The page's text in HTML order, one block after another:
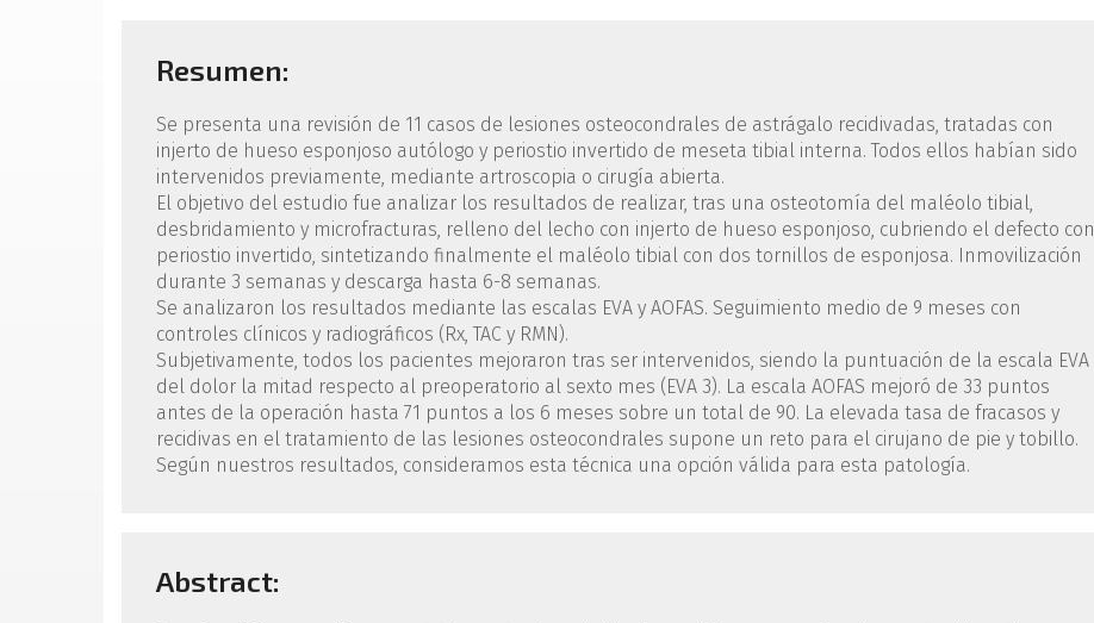
Resumen:
Se presenta una revisión de 11 casos de lesiones osteocondrales de astrágalo recidivadas, tratadas con
injerto de hueso esponjoso autólogo y periostio invertido de meseta tibial interna. Todos ellos habían sido
intervenidos previamente, mediante artroscopia o cirugía abierta.
El objetivo del estudio fue analizar los resultados de realizar, tras una osteotomía del maléolo tibial,
desbridamiento y microfracturas, relleno del lecho con injerto de hueso esponjoso, cubriendo el defecto con
periostio invertido, sintetizando finalmente el maléolo tibial con dos tornillos de esponjosa. Inmovilización
durante 3 semanas y descarga hasta 6-8 semanas.
Se analizaron los resultados mediante las escalas EVA y AOFAS. Seguimiento medio de 9 meses con
controles clínicos y radiográficos (Rx, TAC y RMN).
Subjetivamente, todos los pacientes mejoraron tras ser intervenidos, siendo la puntuación de la escala EVA
del dolor la mitad respecto al preoperatorio al sexto mes (EVA 3). La escala AOFAS mejoró de 33 puntos
antes de la operación hasta 71 puntos a los 6 meses sobre un total de 90. La elevada tasa de fracasos y
recidivas en el tratamiento de las lesiones osteocondrales supone un reto para el cirujano de pie y tobillo.
Según nuestros resultados, consideramos esta técnica una opción válida para esta patología.
Abstract: